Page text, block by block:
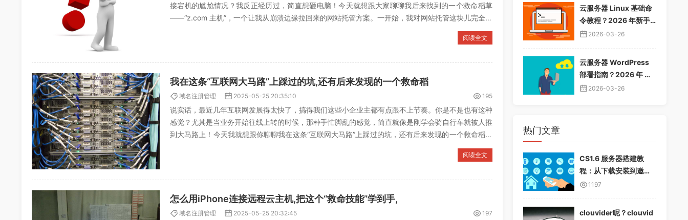
接宕机的尴尬情况？我反正经历过，简直想砸电脑！今天就想跟大家聊聊我后来找到的一个救命稻草
——“z.com 主机”，一个让我从崩溃边缘拉回来的网站托管方案。一开始，我对网站托管这块儿完全是
阅读全文
我在这条“互联网大马路”上踩过的坑,还有后来发现的一个救命稻
域名注册管理 2025-05-25 20:35:10 195
说实话，最近几年互联网发展得太快了，搞得我们这些小企业主都有点跟不上节奏。你是不是也有这种
感觉？尤其是当业务开始往线上转的时候，那种手忙脚乱的感觉，简直就像是刚学会骑自行车就被人推
到大马路上！今天我就想跟你聊聊我在这条“互联网大马路”上踩过的坑，还有后来发现的一个救命稻草
阅读全文
怎么用iPhone连接远程云主机,把这个“救命技能”学到手,
域名注册管理 2025-05-25 20:32:45 197
云服务器 Linux 基础命
令教程？2026 年新手
入门指南，常用命令大
2026-03-26
云服务器 WordPress
部署指南？2026 年 Wo
rdPress 安装配置教
2026-03-26
热门文章
CS1.6 服务器搭建教
程：从下载安装到邀请
好友畅玩
1197
clouvider呢？clouvid